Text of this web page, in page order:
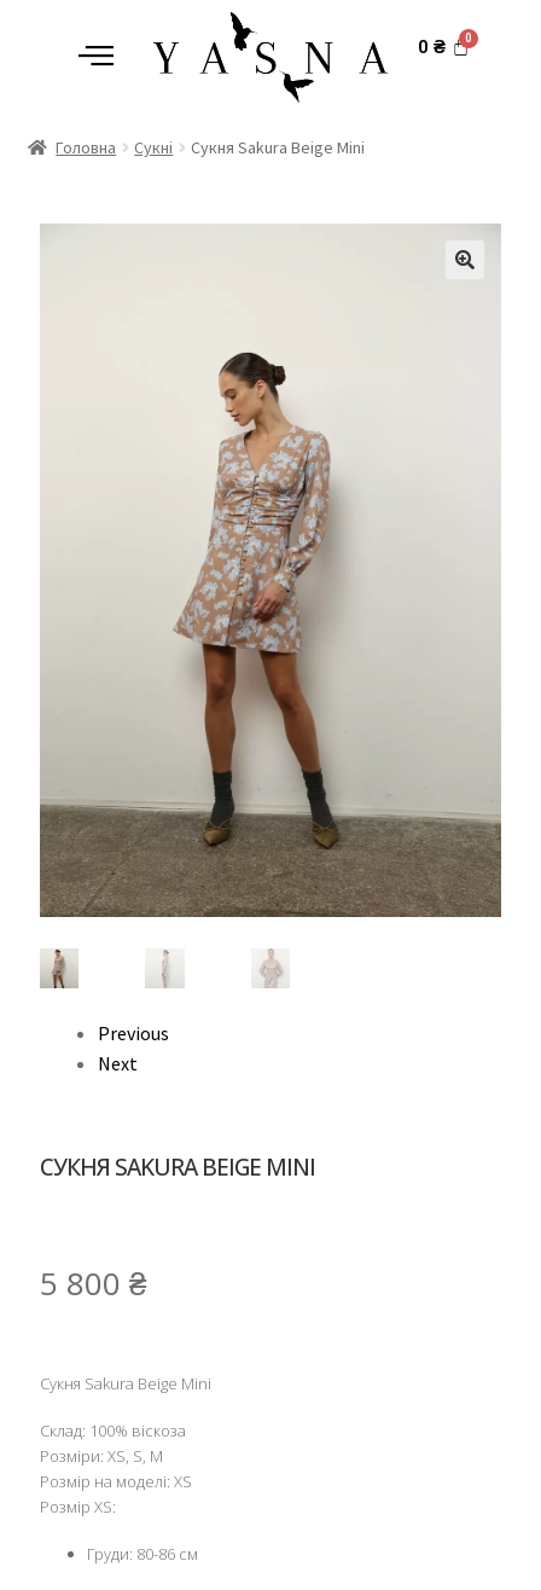
0 ₴
Головна Сукні Сукня Sakura Beige Mini
Previous
Next
СУКНЯ SAKURA BEIGE MINI
5 800 ₴
Сукня Sakura Beige Mini
Склад: 100% віскоза
Розміри: XS, S, M
Розмір на моделі: XS
Розмір XS:
Груди: 80-86 см